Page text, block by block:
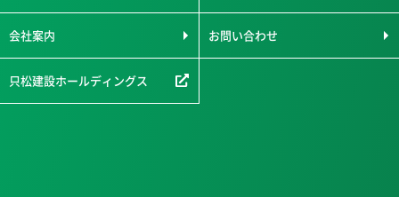
会社案内 お問い合わせ
只松建設ホールディングス